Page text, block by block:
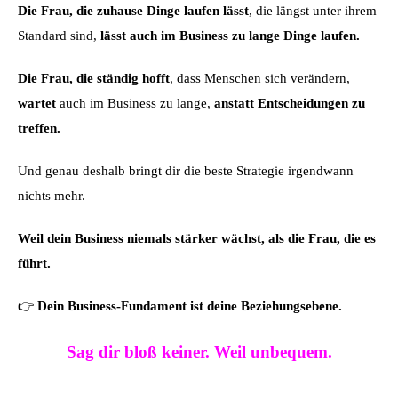
Die Frau, die zuhause Dinge laufen lässt, die längst unter ihrem
Standard sind, lässt auch im Business zu lange Dinge laufen.
Die Frau, die ständig hofft, dass Menschen sich verändern,
wartet auch im Business zu lange, anstatt Entscheidungen zu
treffen.
Und genau deshalb bringt dir die beste Strategie irgendwann
nichts mehr.
Weil dein Business niemals stärker wächst, als die Frau, die es
führt.
👉 Dein Business-Fundament ist deine Beziehungsebene.
Sag dir bloß keiner. Weil unbequem.